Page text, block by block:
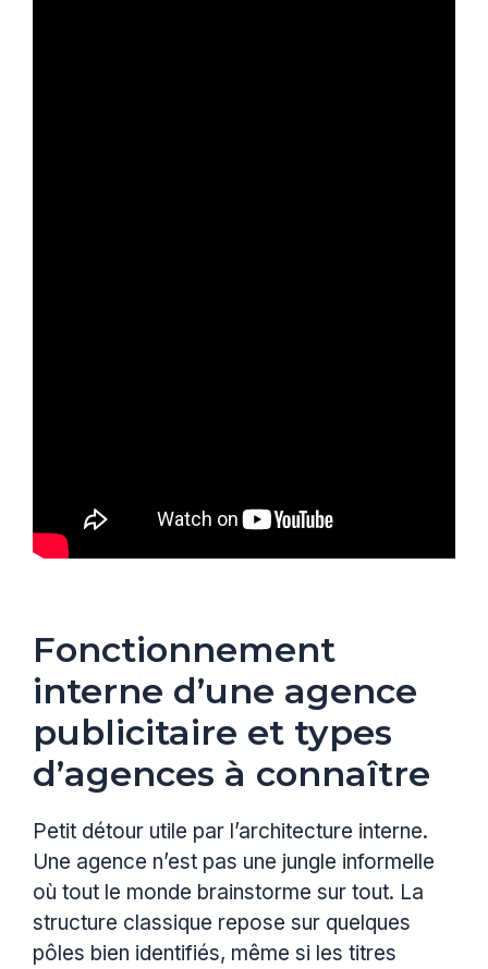
Fonctionnement
interne d’une agence
publicitaire et types
d’agences à connaître
Petit détour utile par l’architecture interne.
Une agence n’est pas une jungle informelle
où tout le monde brainstorme sur tout. La
structure classique repose sur quelques
pôles bien identifiés, même si les titres